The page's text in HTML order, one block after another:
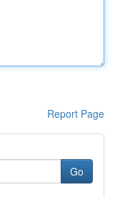
Report Page
Go